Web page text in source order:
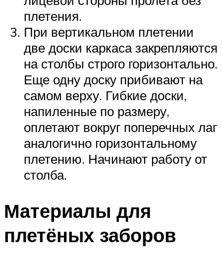
плетения.
При вертикальном плетении
две доски каркаса закрепляются
на столбы строго горизонтально.
Еще одну доску прибивают на
самом верху. Гибкие доски,
напиленные по размеру,
оплетают вокруг поперечных лаг
аналогично горизонтальному
плетению. Начинают работу от
столба.
Материалы для
плетёных заборов